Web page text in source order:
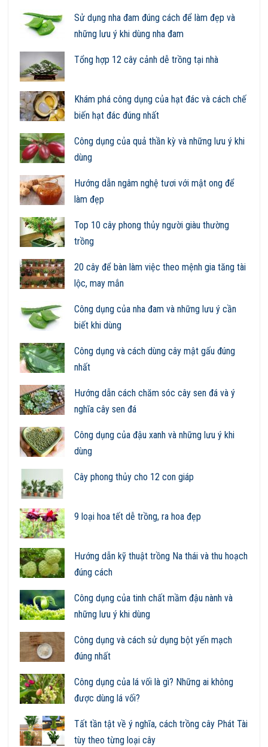
Sử dụng nha đam đúng cách để làm đẹp và
những lưu ý khi dùng nha đam
Tổng hợp 12 cây cảnh dễ trồng tại nhà
Khám phá công dụng của hạt đác và cách chế
biến hạt đác đúng nhất
Công dụng của quả thần kỳ và những lưu ý khi
dùng
Hướng dẫn ngâm nghệ tươi với mật ong để
làm đẹp
Top 10 cây phong thủy người giàu thường
trồng
20 cây để bàn làm việc theo mệnh gia tăng tài
lộc, may mắn
Công dụng của nha đam và những lưu ý cần
biết khi dùng
Công dụng và cách dùng cây mật gấu đúng
nhất
Hướng dẫn cách chăm sóc cây sen đá và ý
nghĩa cây sen đá
Công dụng của đậu xanh và những lưu ý khi
dùng
Cây phong thủy cho 12 con giáp
9 loại hoa tết dễ trồng, ra hoa đẹp
Hướng dẫn kỹ thuật trồng Na thái và thu hoạch
đúng cách
Công dụng của tinh chất mầm đậu nành và
những lưu ý khi dùng
Công dụng và cách sử dụng bột yến mạch
đúng nhất
Công dụng của lá vối là gì? Những ai không
được dùng lá vối?
Tất tần tật về ý nghĩa, cách trồng cây Phát Tài
tùy theo từng loại cây